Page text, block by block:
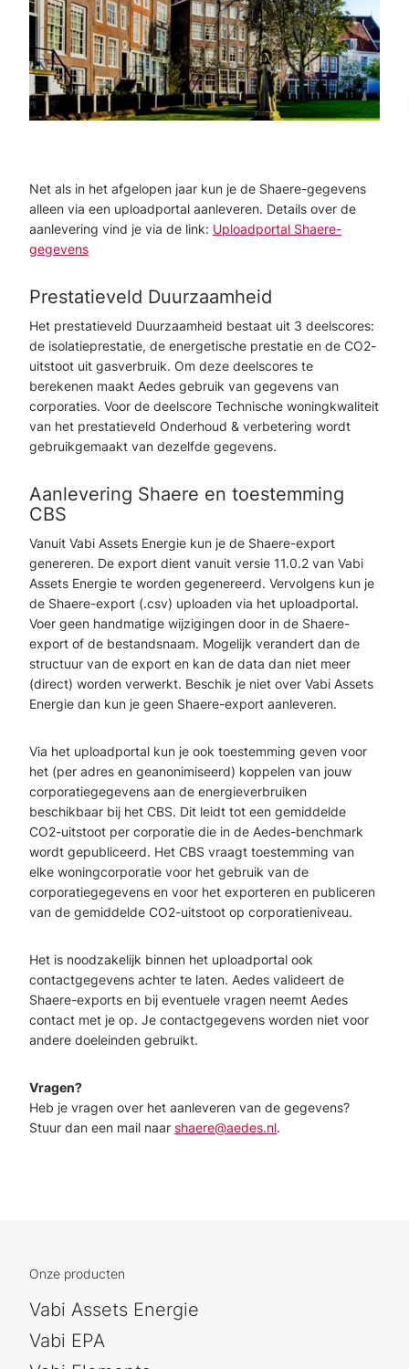
Net als in het afgelopen jaar kun je de Shaere-gegevens
alleen via een uploadportal aanleveren. Details over de
aanlevering vind je via de link: Uploadportal Shaere-
gegevens
Prestatieveld Duurzaamheid
Het prestatieveld Duurzaamheid bestaat uit 3 deelscores:
de isolatieprestatie, de energetische prestatie en de CO2-
uitstoot uit gasverbruik. Om deze deelscores te
berekenen maakt Aedes gebruik van gegevens van
corporaties. Voor de deelscore Technische woningkwaliteit
van het prestatieveld Onderhoud & verbetering wordt
gebruikgemaakt van dezelfde gegevens.
Aanlevering Shaere en toestemming
CBS
Vanuit Vabi Assets Energie kun je de Shaere-export
genereren. De export dient vanuit versie 11.0.2 van Vabi
Assets Energie te worden gegenereerd. Vervolgens kun je
de Shaere-export (.csv) uploaden via het uploadportal.
Voer geen handmatige wijzigingen door in de Shaere-
export of de bestandsnaam. Mogelijk verandert dan de
structuur van de export en kan de data dan niet meer
(direct) worden verwerkt. Beschik je niet over Vabi Assets
Energie dan kun je geen Shaere-export aanleveren.
Via het uploadportal kun je ook toestemming geven voor
het (per adres en geanonimiseerd) koppelen van jouw
corporatiegegevens aan de energieverbruiken
beschikbaar bij het CBS. Dit leidt tot een gemiddelde
CO2-uitstoot per corporatie die in de Aedes-benchmark
wordt gepubliceerd. Het CBS vraagt toestemming van
elke woningcorporatie voor het gebruik van de
corporatiegegevens en voor het exporteren en publiceren
van de gemiddelde CO2-uitstoot op corporatieniveau.
Het is noodzakelijk binnen het uploadportal ook
contactgegevens achter te laten. Aedes valideert de
Shaere-exports en bij eventuele vragen neemt Aedes
contact met je op. Je contactgegevens worden niet voor
andere doeleinden gebruikt.
Vragen?
Heb je vragen over het aanleveren van de gegevens?
Stuur dan een mail naar shaere@aedes.nl.
Onze producten
Vabi Assets Energie
Vabi EPA